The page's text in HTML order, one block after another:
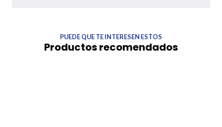
PUEDE QUE TE INTERESEN ESTOS
Productos recomendados